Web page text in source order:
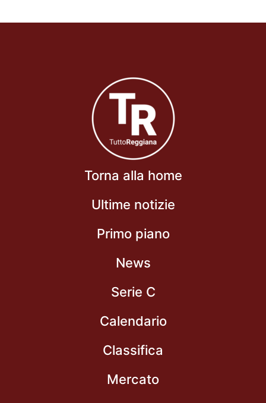
Torna alla home
Ultime notizie
Primo piano
News
Serie C
Calendario
Classifica
Mercato